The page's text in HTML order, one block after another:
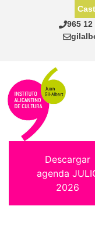
965 12
Descargar
agenda
2026